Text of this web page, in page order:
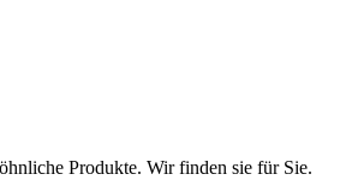
Produkte. Wir finden sie für Sie.